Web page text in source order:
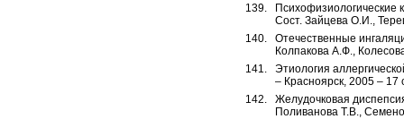
Психофизиологические
Сост. Зайцева О.И.,
Отечественные
Колпакова А.Ф.,
Этиология
– Красноярск, 2005 – 17
Желудочковая
Поливанова Т.В.,